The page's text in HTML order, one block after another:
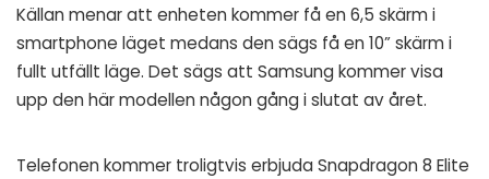
Källan menar att enheten kommer få en 6,5 skärm i
smartphone läget medans den sägs få en 10” skärm i
fullt utfällt läge. Det sägs att Samsung kommer visa
upp den här modellen någon gång i slutat av året.
Telefonen kommer troligtvis erbjuda Snapdragon 8 Elite